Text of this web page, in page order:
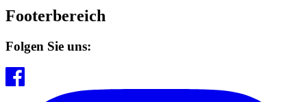
Footerbereich
Folgen Sie uns: